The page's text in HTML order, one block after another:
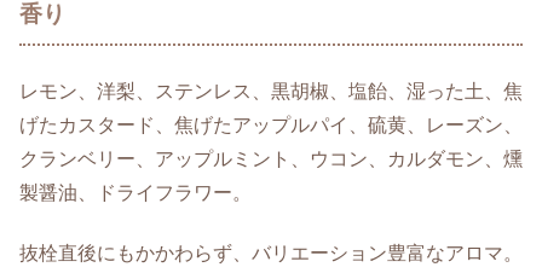
香り
レモン、洋梨、ステンレス、黒胡椒、塩飴、湿った土、焦
げたカスタード、焦げたアップルパイ、硫黄、レーズン、
クランベリー、アップルミント、ウコン、カルダモン、燻
製醤油、ドライフラワー。
抜栓直後にもかかわらず、バリエーション豊富なアロマ。